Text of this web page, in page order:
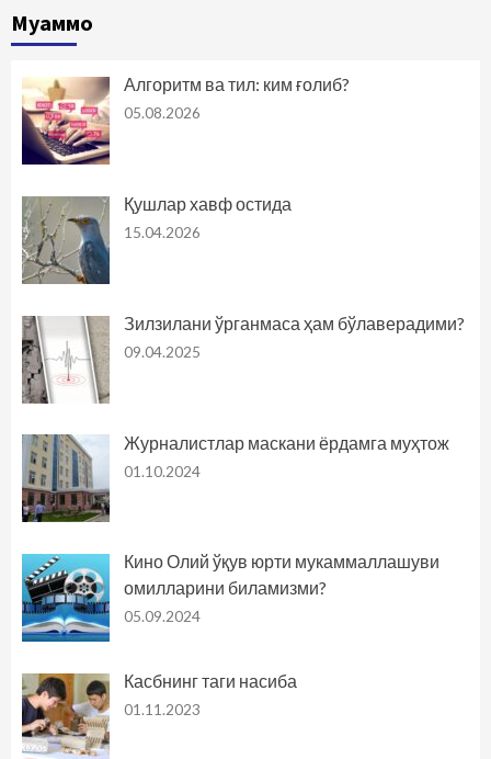
Муаммо
Алгоритм ва тил: ким ғолиб?
05.08.2026
Қушлар хавф остида
15.04.2026
Зилзилани ўрганмаса ҳам бўлаверадими?
09.04.2025
Журналистлар маскани ёрдамга муҳтож
01.10.2024
Кино Олий ўқув юрти мукаммаллашуви
омилларини биламизми?
05.09.2024
Касбнинг таги насиба
01.11.2023